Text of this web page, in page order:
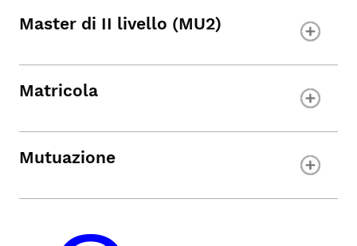
Master di II livello (MU2)
Matricola
Mutuazione